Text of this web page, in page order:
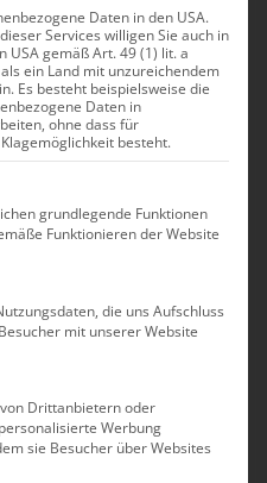
Such-
und
Suche
Daten in den USA.
Services willigen Sie auch in
USA gemäß Art. 49 (1) lit. a
ein Land mit unzureichendem
Es besteht beispielsweise die
Daten in
ohne dass für
besteht.
Gruppen, für die
grundlegende Funktionen
Funktionieren der Website
die uns Aufschluss
mit unserer Website
Drittanbietern oder
Werbung
sie Besucher über Websites